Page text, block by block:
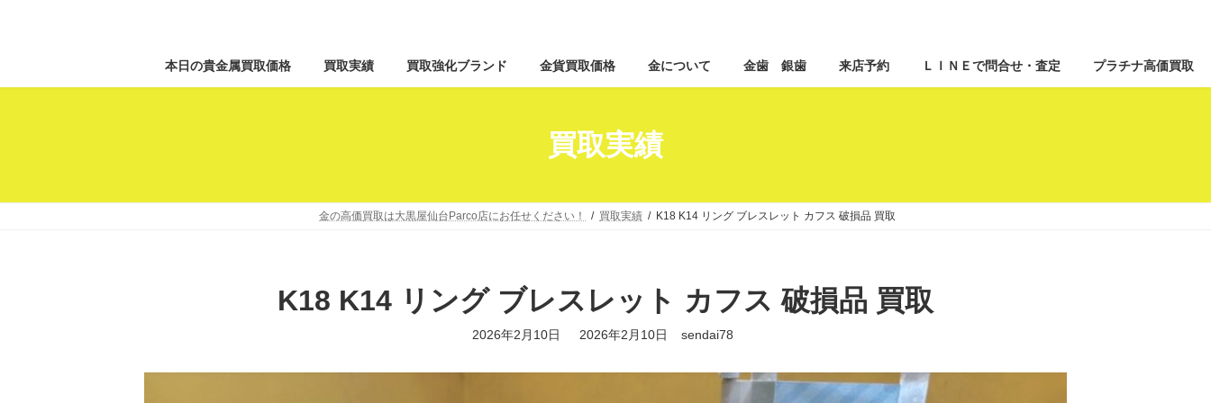
ン
テ
ツ
へ
ッ
プ
ビ
ゲ
シ
ョ
移
動
本日の貴金属買取価格 買取実績 買取強化ブランド 金貨買取価格 金について 金歯 銀歯 来店予約 ＬＩＮＥで問合せ・査定 プラチナ高価買取
買取実績
金の高価買取は大黒屋仙台Parco店にお任せください！ 買取実績 K18 K14 リング ブレスレット カフス 破損品 買取
K18 K14 リング ブレスレット カフス 破損品 買取
2026年2月10日
最
2026年2月10日 sendai78